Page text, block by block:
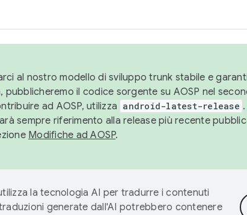
al nostro modello di sviluppo trunk stabile e
il codice sorgente su AOSP nel
ad AOSP, utilizza android-latest-release
sempre riferimento alla release più recente
Modifiche ad AOSP.
la tecnologia AI per tradurre i contenuti
generate dall'AI potrebbero contenere